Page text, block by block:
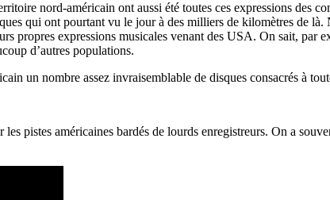
nord-américain ont aussi été toutes ces expressions des
qui ont pourtant vu le jour à des milliers de kilomètres de
propres expressions musicales venant des USA. On sait, par
d’autres populations.
un nombre assez invraisemblable de disques consacrés à
pistes américaines bardés de lourds enregistreurs. On a